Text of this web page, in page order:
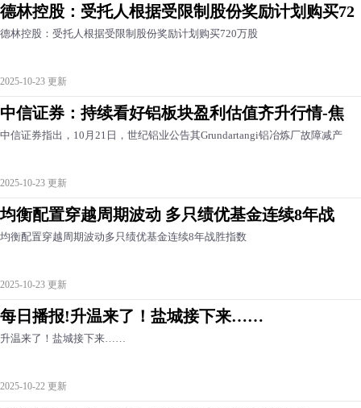
德林控股：受托人根据受限制股份奖励计划购买72
德林控股：受托人根据受限制股份奖励计划购买720万股
2025-10-23 更新
中信证券：持续看好铝板块盈利估值齐升行情-焦
中信证券指出，10月21日，世纪铝业公告其Grundartangi铝冶炼厂故障减产
2025-10-23 更新
均衡配置穿越周期波动 多只绩优基金连续8年战
均衡配置穿越周期波动多只绩优基金连续8年战胜指数
2025-10-23 更新
每日播报!升温来了！盐城接下来……
升温来了！盐城接下来……
2025-10-22 更新